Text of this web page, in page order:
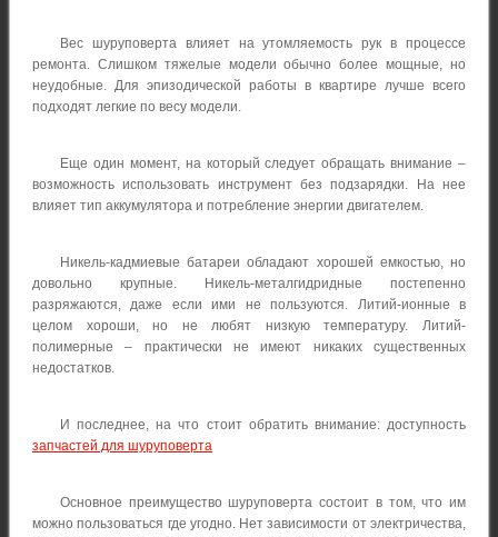
Вес шуруповерта влияет на утомляемость рук в процессе
ремонта. Слишком тяжелые модели обычно более мощные, но
неудобные. Для эпизодической работы в квартире лучше всего
подходят легкие по весу модели.
Еще один момент, на который следует обращать внимание –
возможность использовать инструмент без подзарядки. На нее
влияет тип аккумулятора и потребление энергии двигателем.
Никель-кадмиевые батареи обладают хорошей емкостью, но
довольно крупные. Никель-металгидридные постепенно
разряжаются, даже если ими не пользуются. Литий-ионные в
целом хороши, но не любят низкую температуру. Литий-
полимерные – практически не имеют никаких существенных
недостатков.
И последнее, на что стоит обратить внимание: доступность
запчастей для шуруповерта
Основное преимущество шуруповерта состоит в том, что им
можно пользоваться где угодно. Нет зависимости от электричества,